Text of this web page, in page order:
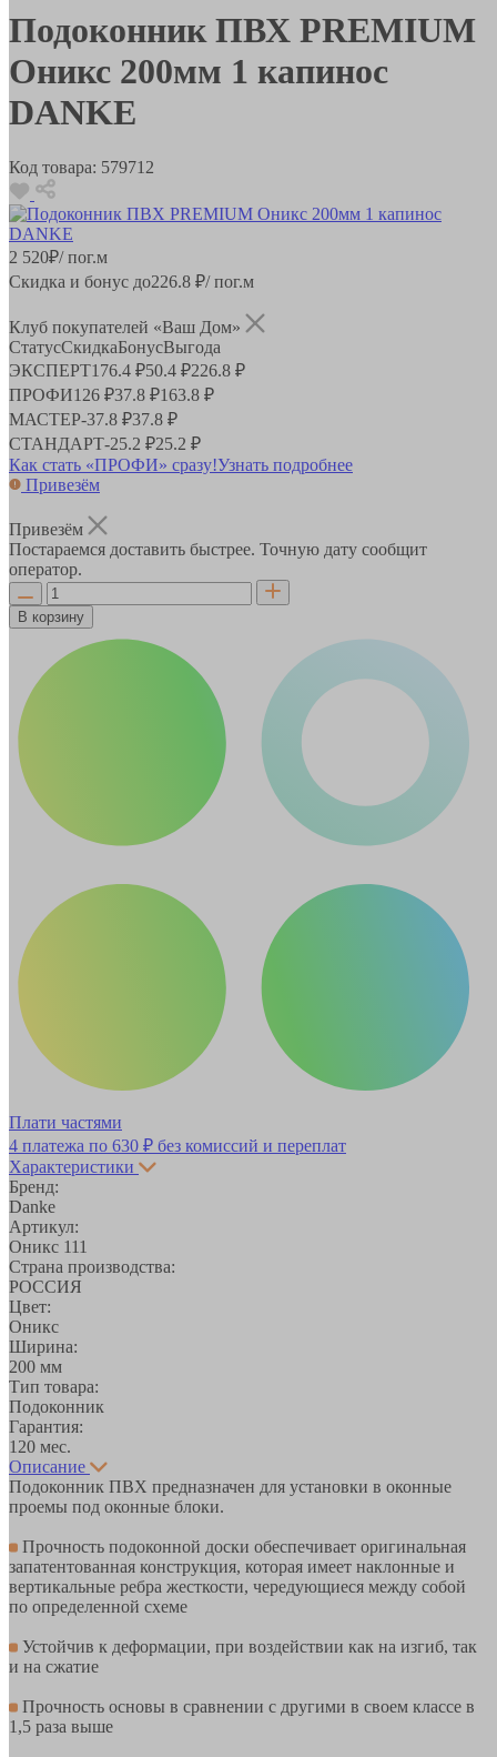
Подоконник ПВХ PREMIUM
Оникс 200мм 1 капинос
DANKE
Код товара: 579712
2 520₽/ пог.м
Скидка и бонус до226.8 ₽/ пог.м
Клуб покупателей «Ваш Дом»
СтатусСкидкаБонусВыгода
ЭКСПЕРТ176.4 ₽50.4 ₽226.8 ₽
ПРОФИ126 ₽37.8 ₽163.8 ₽
МАСТЕР-37.8 ₽37.8 ₽
СТАНДАРТ-25.2 ₽25.2 ₽
Как стать «ПРОФИ» сразу!Узнать подробнее
Привезём
Привезём
Постараемся доставить быстрее. Точную дату сообщит
оператор.
В корзину
Плати частями
4 платежа по 630 ₽ без комиссий и переплат
Характеристики
Бренд:
Danke
Артикул:
Оникс 111
Страна производства:
РОССИЯ
Цвет:
Оникс
Ширина:
200 мм
Тип товара:
Подоконник
Гарантия:
120 мес.
Описание
Подоконник ПВХ предназначен для установки в оконные
проемы под оконные блоки.
Прочность подоконной доски обеспечивает оригинальная
запатентованная конструкция, которая имеет наклонные и
вертикальные ребра жесткости, чередующиеся между собой
по определенной схеме
Устойчив к деформации, при воздействии как на изгиб, так
и на сжатие
Прочность основы в сравнении с другими в своем классе в
1,5 раза выше